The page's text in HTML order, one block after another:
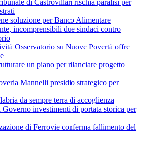
di Castrovillari rischia paralisi per
soluzione per Banco Alimentare
incomprensibili due sindaci contro
Osservatorio su Nuove Povertà offre
un piano per rilanciare progetto
Mannelli presidio strategico per
da sempre terra di accoglienza
investimenti di portata storica per
di Ferrovie conferma fallimento del